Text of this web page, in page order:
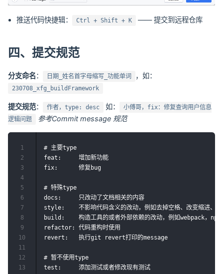
推送代码快捷辑： Ctrl + Shift + K —— 提交到远程仓库
四、提交规范
分支命名： 日期_姓名首字母缩写_功能单词 ，如：
230708_xfg_buildFramework
提交规范： 作者，type: desc 如：
小傅哥，fix：修复查询用户信息
逻辑问题
参考Commit message 规范
# 主要type
feat:     增加新功能
fix:      修复bug
# 特殊type
docs:     只改动了文档相关的内容
style:    不影响代码含义的改动，例如去掉空格、改变缩进、增
build:    构造工具的或者外部依赖的改动，例如webpack，npm
refactor: 代码重构时使用
revert:   执行git revert打印的message
# 暂不使用type
test:     添加测试或者修改现有测试
1
2
3
4
5
6
7
8
9
10
11
12
13